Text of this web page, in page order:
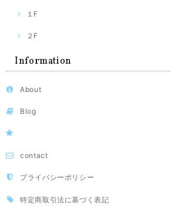
１F
２F
Information
About
Blog
contact
プライバシーポリシー
特定商取引法に基づく表記